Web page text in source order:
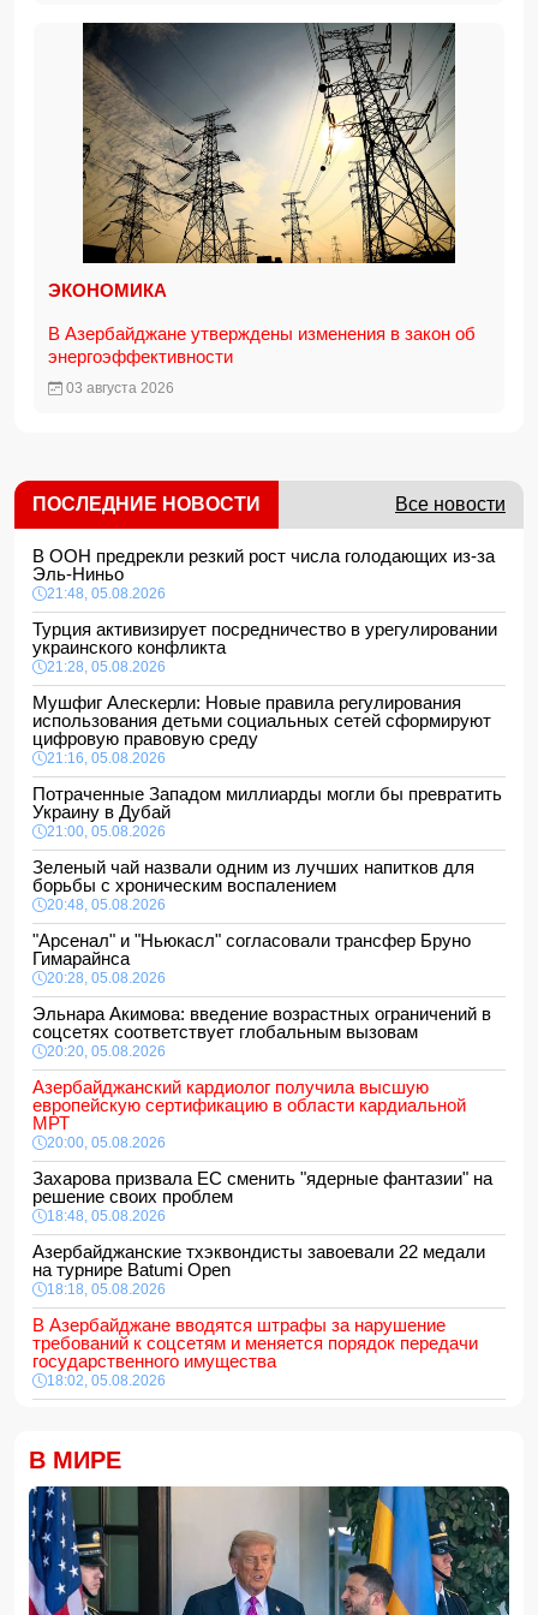
ЭКОНОМИКА
В Азербайджане утверждены изменения в закон об
энергоэффективности
03 августа 2026
ПОСЛЕДНИЕ НОВОСТИ Все новости
В ООН предрекли резкий рост числа голодающих из-за
Эль-Ниньо
21:48, 05.08.2026
Турция активизирует посредничество в урегулировании
украинского конфликта
21:28, 05.08.2026
Мушфиг Алескерли: Новые правила регулирования
использования детьми социальных сетей сформируют
цифровую правовую среду
21:16, 05.08.2026
Потраченные Западом миллиарды могли бы превратить
Украину в Дубай
21:00, 05.08.2026
Зеленый чай назвали одним из лучших напитков для
борьбы с хроническим воспалением
20:48, 05.08.2026
"Арсенал" и "Ньюкасл" согласовали трансфер Бруно
Гимарайнса
20:28, 05.08.2026
Эльнара Акимова: введение возрастных ограничений в
соцсетях соответствует глобальным вызовам
20:20, 05.08.2026
Азербайджанский кардиолог получила высшую
европейскую сертификацию в области кардиальной
МРТ
20:00, 05.08.2026
Захарова призвала ЕС сменить "ядерные фантазии" на
решение своих проблем
18:48, 05.08.2026
Азербайджанские тхэквондисты завоевали 22 медали
на турнире Batumi Open
18:18, 05.08.2026
В Азербайджане вводятся штрафы за нарушение
требований к соцсетям и меняется порядок передачи
государственного имущества
18:02, 05.08.2026
18:00, 05.08.2026
Арестован муж известной ведущей Нигяр Фархад
16:48, 05.08.2026
В Баку мужчина арестован за дебош на кладбище
16:28, 05.08.2026
ВНИМАНИЮ
желающих приобрести новое, полностью
В МИРЕ